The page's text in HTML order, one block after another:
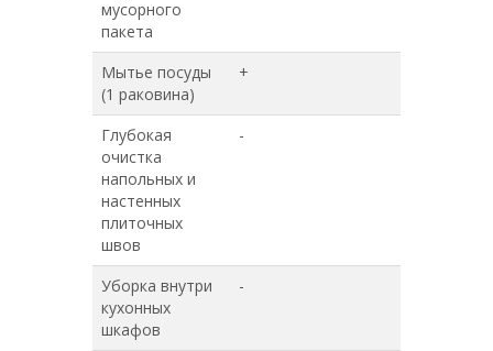
мусорного
пакета
Мытье посуды
(1 раковина)
+
Глубокая
очистка
напольных и
настенных
плиточных
швов
-
Уборка внутри
кухонных
шкафов
-